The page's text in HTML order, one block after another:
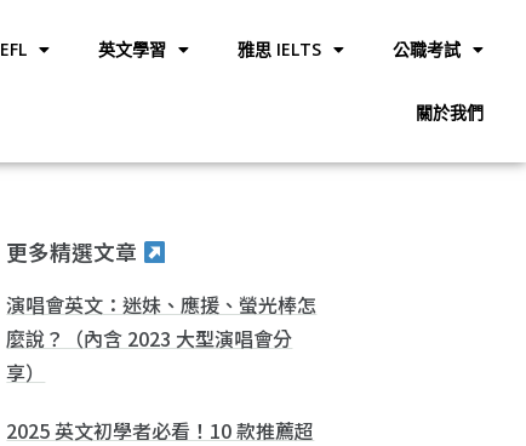
英文學習 雅思 IELTS 公職考試
關於我們
更多精選文章
演唱會英文：迷妹、應援、螢光棒怎
麼說？（內含 2023 大型演唱會分
享）
2025 英文初學者必看！10 款推薦超